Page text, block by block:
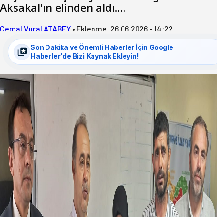
Aksakal'ın elinden aldı.…
Cemal Vural ATABEY • Eklenme: 26.06.2026 - 14:22
Son Dakika ve Önemli Haberler İçin Google
Haberler'de Bizi Kaynak Ekleyin!